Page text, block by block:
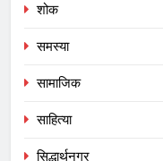
शोक
समस्या
सामाजिक
साहित्या
सिद्धार्थनगर